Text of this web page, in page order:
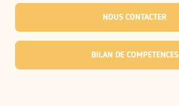
NOUS CONTACTER
BILAN DE COMPETENCES